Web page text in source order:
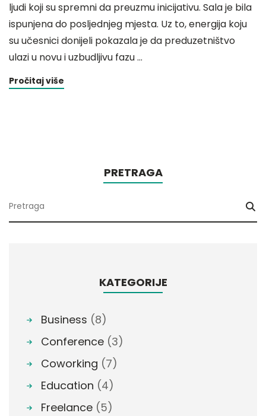
ljudi koji su spremni da preuzmu inicijativu. Sala je bila
ispunjena do posljednjeg mjesta. Uz to, energija koju
su učesnici donijeli pokazala je da preduzetništvo
ulazi u novu i uzbudljivu fazu …
Pročitaj više
PRETRAGA
KATEGORIJE
Business (8)
Conference (3)
Coworking (7)
Education (4)
Freelance (5)